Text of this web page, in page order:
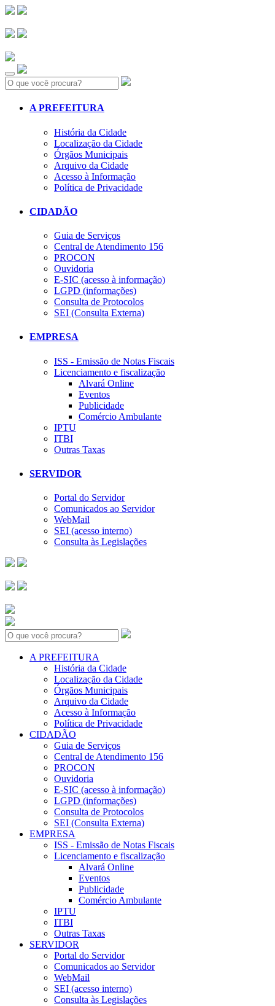
Search:
A PREFEITURA
História da Cidade
Localização da Cidade
Órgãos Municipais
Arquivo da Cidade
Acesso à Informação
Política de Privacidade
CIDADÃO
Guia de Serviços
Central de Atendimento 156
PROCON
Ouvidoria
E-SIC (acesso à informação)
LGPD (informações)
Consulta de Protocolos
SEI (Consulta Externa)
EMPRESA
ISS - Emissão de Notas Fiscais
Licenciamento e fiscalização
Alvará Online
Eventos
Publicidade
Comércio Ambulante
IPTU
ITBI
Outras Taxas
SERVIDOR
Portal do Servidor
Comunicados ao Servidor
WebMail
SEI (acesso interno)
Consulta às Legislações
Search:
A PREFEITURA
História da Cidade
Localização da Cidade
Órgãos Municipais
Arquivo da Cidade
Acesso à Informação
Política de Privacidade
CIDADÃO
Guia de Serviços
Central de Atendimento 156
PROCON
Ouvidoria
E-SIC (acesso à informação)
LGPD (informações)
Consulta de Protocolos
SEI (Consulta Externa)
EMPRESA
ISS - Emissão de Notas Fiscais
Licenciamento e fiscalização
Alvará Online
Eventos
Publicidade
Comércio Ambulante
IPTU
ITBI
Outras Taxas
SERVIDOR
Portal do Servidor
Comunicados ao Servidor
WebMail
SEI (acesso interno)
Consulta às Legislações